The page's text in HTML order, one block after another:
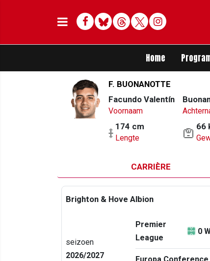
Facebook
BlueskyThreadsTwitterDelen op
Home
F. BUONANOTTE
Facundo Valentín
Voornaam
174 cm
Lengte
66
CARRIÈRE
Brighton & Hove Albion
seizoen
2026/2027
Premier
League
0